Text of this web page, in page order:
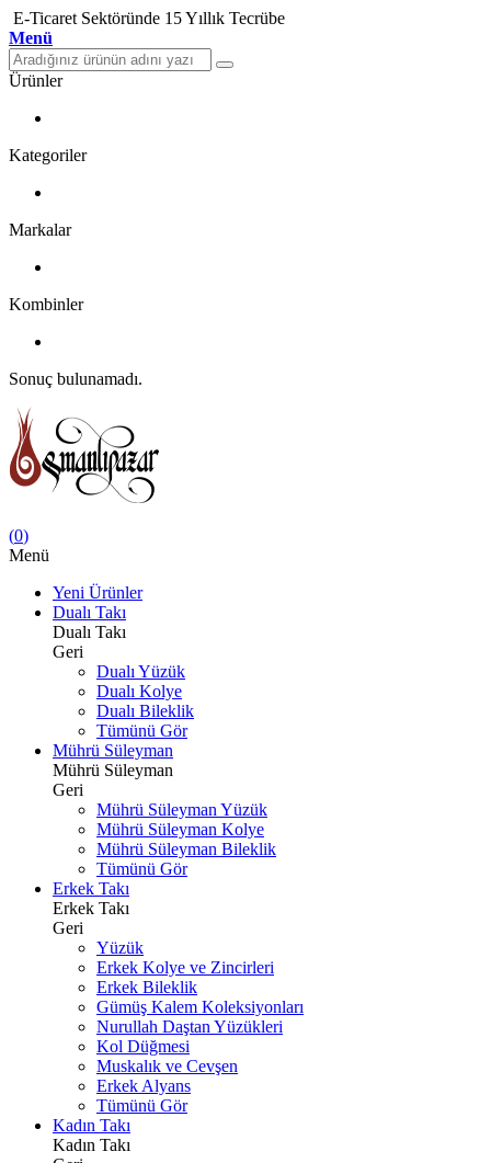
E-Ticaret Sektöründe 15 Yıllık Tecrübe
Menü
Ürünler
Kategoriler
Markalar
Kombinler
Sonuç bulunamadı.
(0)
Menü
Yeni Ürünler
Dualı Takı
Dualı Takı
Geri
Dualı Yüzük
Dualı Kolye
Dualı Bileklik
Tümünü Gör
Mührü Süleyman
Mührü Süleyman
Geri
Mührü Süleyman Yüzük
Mührü Süleyman Kolye
Mührü Süleyman Bileklik
Tümünü Gör
Erkek Takı
Erkek Takı
Geri
Yüzük
Erkek Kolye ve Zincirleri
Erkek Bileklik
Gümüş Kalem Koleksiyonları
Nurullah Daştan Yüzükleri
Kol Düğmesi
Muskalık ve Cevşen
Erkek Alyans
Tümünü Gör
Kadın Takı
Kadın Takı